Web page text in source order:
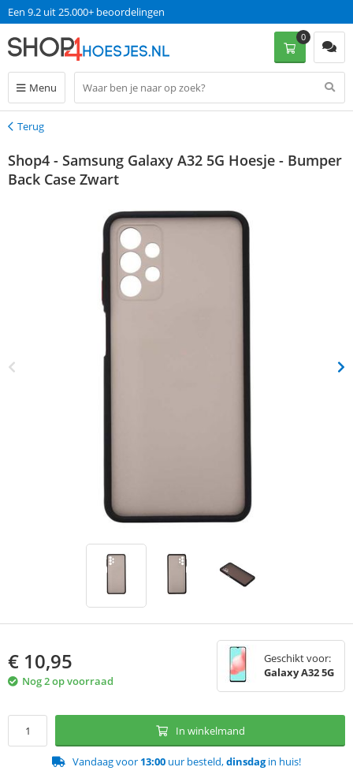
Een 9.2 uit 25.000+ beoordelingen
Menu
0
Terug
Terug
Shop4 - Samsung Galaxy A32 5G Hoesje - Bumper
Back Case Zwart
€ 10,95
Nog 2 op voorraad
Geschikt voor:
Galaxy A32 5G
In winkelmand
Vandaag voor 13:00 uur besteld,dinsdagin huis!